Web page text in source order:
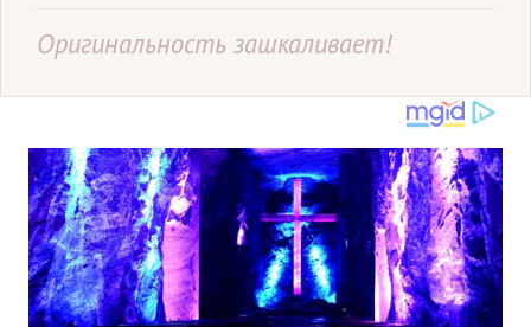
Оригинальность зашкаливает!